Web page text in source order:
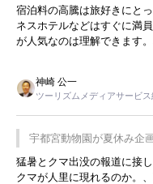
宿泊料の高騰は旅好きにと
ネスホテルなどはすぐに満
が人気なのは理解できます
をした時は、移動はグレイ
用してホテル代を浮かせて
す。若い人が夜行バスで京
が残らないのかなと思って
神崎 公一
ツーリズムメディアサービ
宇都宮動物園が夏休み企
開催
猛暑とクマ出没の報道に接
クマが人里に現れるのか。